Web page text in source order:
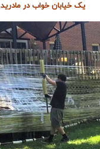
یک خیابان خواب در مادرید